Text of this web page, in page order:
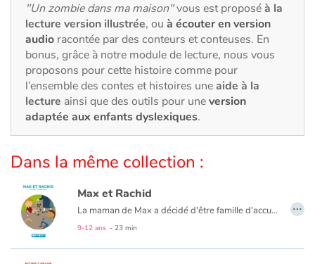
En famille
Quotidien et loisirs
À l'école
Fêtes et évènements
Amour et amitié
Sujets de société
Émotions et sentiments
"Un zombie dans ma maison"vous est proposéà la
lecture version illustrée, ou à écouter en version
audio racontée par des conteurs et conteuses. En
bonus, grâce à notre module de lecture, nous vous
proposons pour cette histoire comme pour
l’ensemble des contes et histoires uneaide à la
lecture ainsi que des outils pour uneversion
adaptée aux enfants dyslexiques.
Dans la même collection :
Max et Rachid
La maman de Max a décidé d'être famille d'accueil le temps des vacances d'été. "Il faut savoir partager" dit-elle. Rachid, le même âge que Max, débarque un beau jour à la campagne. Campagne/Ville ou Bouseu/Rebeu ? Beaucoup de choses les opposent à priori mais deux garçons de 10 ans ça peut aussi avoir de nombreux points communs.
9-12 ans - 23 min
…